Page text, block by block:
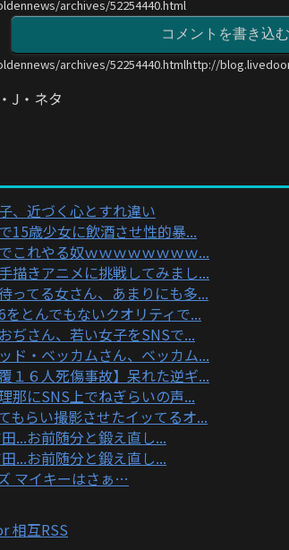
archives/52254440.html
コメントを書き込む
archives/52254440.htmlhttp://
J・ネタ
、近づく心とすれ違い
15歳少女に飲酒させ性的暴...
これやる奴ｗｗｗｗｗｗｗｗ...
描きアニメに挑戦してみまし...
ってる女さん、あまりにも多...
をとんでもないクオリティで...
ぢさん、若い女子をSNSで...
ド・ベッカムさん、ベッカム...
１６人死傷事故】呆れた逆ギ...
那にSNS上でねぎらいの声...
もらい撮影させたイッてるオ...
...お前随分と鍛え直し...
...お前随分と鍛え直し...
マイキーはさぁ…
相互RSS